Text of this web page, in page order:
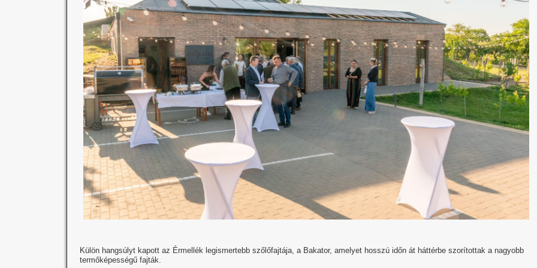
Külön hangsúlyt kapott az Érmellék legismertebb szőlőfajtája, a Bakator, amelyet hosszú időn át háttérbe szorítottak a nagyobb
termőképességű fajták.